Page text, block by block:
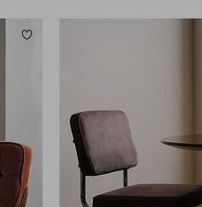
Lisää suosikkeihin